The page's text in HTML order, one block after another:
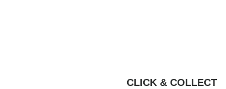
CLICK & COLLECT